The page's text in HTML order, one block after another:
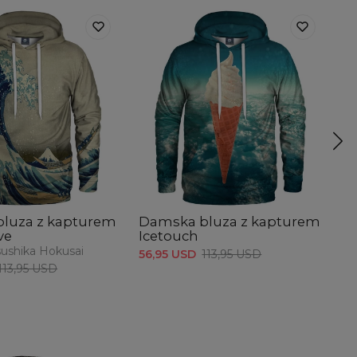
z kapturem
Hokusai
USD
Damska bluza z kapturem
Icetouch
56,95 USD 113,95 USD